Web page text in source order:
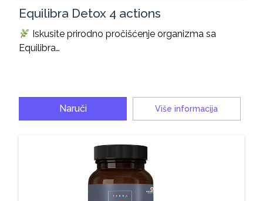
Equilibra Detox 4 actions
Iskusite prirodno pročišćenje organizma sa
Equilibra…
Naruči Više informacija